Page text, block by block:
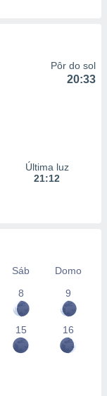
Pôr do sol
20:33
Última luz
21:12
Sáb
Domo
8
9
15 16